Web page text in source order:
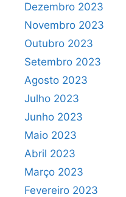
Dezembro 2023
Novembro 2023
Outubro 2023
Setembro 2023
Agosto 2023
Julho 2023
Junho 2023
Maio 2023
Abril 2023
Março 2023
Fevereiro 2023